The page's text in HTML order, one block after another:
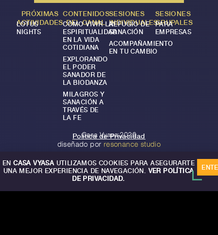
PRÓXIMAS
ACTIVIDADES
LOTUS
NIGHTS
CONTENIDOS
DEL CANAL
CÓMO VIVIR LA
ESPIRITUALIDAD
EN LA VIDA
COTIDIANA
EXPLORANDO
EL PODER
SANADOR DE
LA BIODANZA
MILAGROS Y
SANACIÓN A
TRAVÉS DE
LA FE
SESIONES
INDIVIDUALES
REFUGIO DE
SANACIÓN
ACOMPAÑAMIENTO
EN TU CAMBIO
SESIONES
GRUPALES
PARA
EMPRESAS
Casa Vyasa 2026
Política de Privacidad
diseñado por resonance studio
UNA MEJOR EXPERIENCIA DE NAVEGACIÓN. VER POLÍTICA
DE PRIVACIDAD.